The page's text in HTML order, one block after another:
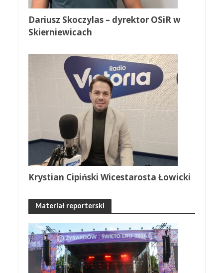
Dariusz Skoczylas – dyrektor OSiR w
Skierniewicach
Krystian Cipiński Wicestarosta Łowicki
Materiał reporterski